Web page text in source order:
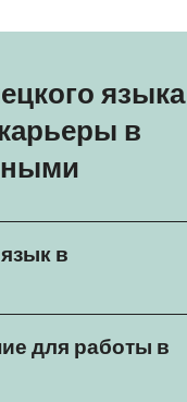
языка
в
в
для работы в